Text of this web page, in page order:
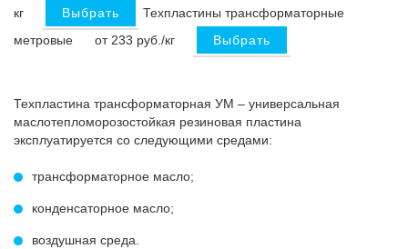
кг
Выбрать
Техпластины трансформаторные
метровые
от 233 руб./кг Выбрать
Техпластина трансформаторная УМ – универсальная
маслотепломорозостойкая резиновая пластина
эксплуатируется со следующими средами:
трансформаторное масло;
конденсаторное масло;
воздушная среда.